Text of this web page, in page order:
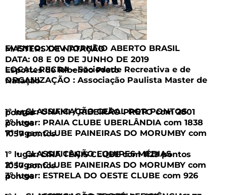
EVENTO: XXIV TORNEIO ABERTO BRASIL MASTERS DE NATAÇÃO
DATA: 08 E 09 DE JUNHO DE 2019
LOCAL: RECRA – Sociedade Recreativa e de Esportes de Ribeirão Preto
ORGANIZAÇÃO : Associação Paulista Master de Natação
CLASSIFICAÇÃO GERAL POR PONTOS
1º lugar: UNAMI / RIBEIRÃO PRETO com 2801 pontos
2º lugar: PRAIA CLUBE UBERLÂNDIA com 1838 pontos
7º lugar: CLUBE PAINEIRAS DO MORUMBY com 1057 pontos
CLASSIFICAÇÃO EQUIPES MÉDIAS
1º lugar: LIRA TÊNIS CLUBE com 1129 pontos
2º lugar: CLUBE PAINEIRAS DO MORUMBY com 1057 pontos
3º lugar: ESTRELA DO OESTE CLUBE com 926 pontos